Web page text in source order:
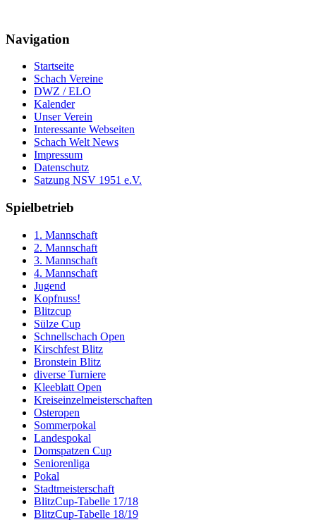
Navigation
Startseite
Schach Vereine
DWZ / ELO
Kalender
Unser Verein
Interessante Webseiten
Schach Welt News
Impressum
Datenschutz
Satzung NSV 1951 e.V.
Spielbetrieb
1. Mannschaft
2. Mannschaft
3. Mannschaft
4. Mannschaft
Jugend
Kopfnuss!
Blitzcup
Sülze Cup
Schnellschach Open
Kirschfest Blitz
Bronstein Blitz
diverse Turniere
Kleeblatt Open
Kreiseinzelmeisterschaften
Osteropen
Sommerpokal
Landespokal
Domspatzen Cup
Seniorenliga
Pokal
Stadtmeisterschaft
BlitzCup-Tabelle 17/18
BlitzCup-Tabelle 18/19